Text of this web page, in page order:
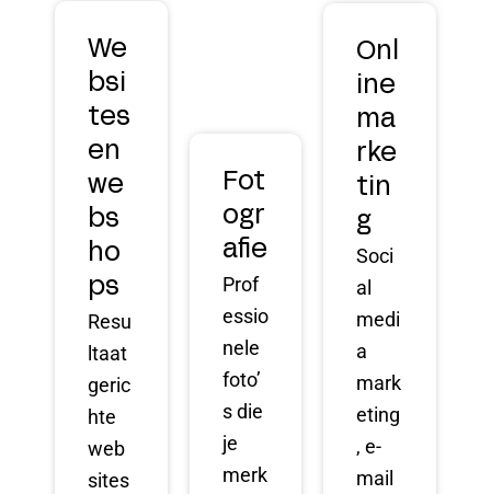
We
bsi
tes
en
we
bs
ho
ps
Resu
ltaat
geric
hte
web
sites
Fot
ogr
afie
Prof
essio
nele
foto’
s die
je
merk
Onl
ine
ma
rke
tin
g
Soci
al
medi
a
mark
eting
, e-
mail